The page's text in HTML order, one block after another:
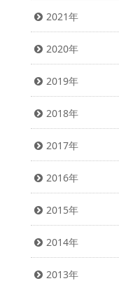
2021年
2020年
2019年
2018年
2017年
2016年
2015年
2014年
2013年